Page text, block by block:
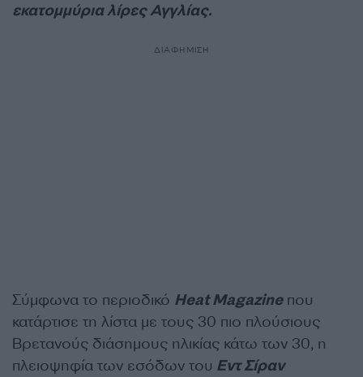
εκατομμύρια λίρες Αγγλίας.
ΔΙΑΦΗΜΙΣΗ
Σύμφωνα το περιοδικό Heat Magazineπου
κατάρτισε τη λίστα με τους 30 πιο πλούσιους
Βρετανούς διάσημους ηλικίας κάτω των 30, η
πλειοψηφία των εσόδων του Εντ Σίραν